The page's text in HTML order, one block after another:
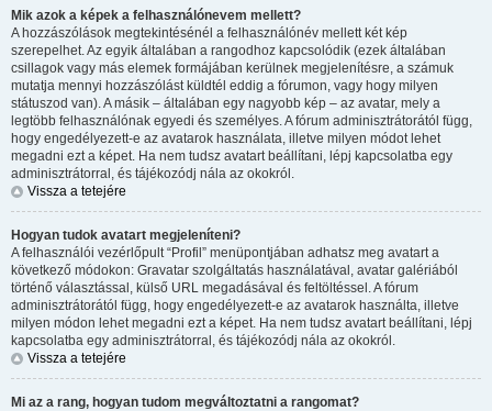
Mik azok a képek a felhasználónevem mellett?
A hozzászólások megtekintésénél a felhasználónév mellett két kép
szerepelhet. Az egyik általában a rangodhoz kapcsolódik (ezek általában
csillagok vagy más elemek formájában kerülnek megjelenítésre, a számuk
mutatja mennyi hozzászólást küldtél eddig a fórumon, vagy hogy milyen
státuszod van). A másik – általában egy nagyobb kép – az avatar, mely a
legtöbb felhasználónak egyedi és személyes. A fórum adminisztrátorától függ,
hogy engedélyezett-e az avatarok használata, illetve milyen módot lehet
megadni ezt a képet. Ha nem tudsz avatart beállítani, lépj kapcsolatba egy
adminisztrátorral, és tájékozódj nála az okokról.
Vissza a tetejére
Hogyan tudok avatart megjeleníteni?
A felhasználói vezérlőpult “Profil” menüpontjában adhatsz meg avatart a
következő módokon: Gravatar szolgáltatás használatával, avatar galériából
történő választással, külső URL megadásával és feltöltéssel. A fórum
adminisztrátorától függ, hogy engedélyezett-e az avatarok használta, illetve
milyen módon lehet megadni ezt a képet. Ha nem tudsz avatart beállítani, lépj
kapcsolatba egy adminisztrátorral, és tájékozódj nála az okokról.
Vissza a tetejére
Mi az a rang, hogyan tudom megváltoztatni a rangomat?